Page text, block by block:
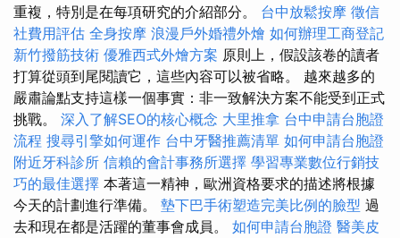
重複，特別是在每項研究的介紹部分。 台中放鬆按摩 徵信
社費用評估 全身按摩 浪漫戶外婚禮外燴 如何辦理工商登記
新竹撥筋技術 優雅西式外燴方案 原則上，假設該卷的讀者
打算從頭到尾閱讀它，這些內容可以被省略。 越來越多的
嚴肅論點支持這樣一個事實：非一致解決方案不能受到正式
挑戰。 深入了解SEO的核心概念 大里推拿 台中申請台胞證
流程 搜尋引擎如何運作 台中牙醫推薦清單 如何申請台胞證
附近牙科診所 信賴的會計事務所選擇 學習專業數位行銷技
巧的最佳選擇 本著這一精神，歐洲資格要求的描述將根據
今天的計劃進行準備。 墊下巴手術塑造完美比例的臉型 過
去和現在都是活躍的董事會成員。 如何申請台胞證 醫美皮